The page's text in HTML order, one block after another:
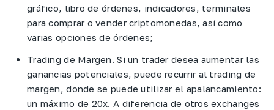
gráfico, libro de órdenes, indicadores, terminales
para comprar o vender criptomonedas, así como
varias opciones de órdenes;
Trading de Margen. Si un trader desea aumentar las
ganancias potenciales, puede recurrir al trading de
margen, donde se puede utilizar el apalancamiento:
un máximo de 20x. A diferencia de otros exchanges